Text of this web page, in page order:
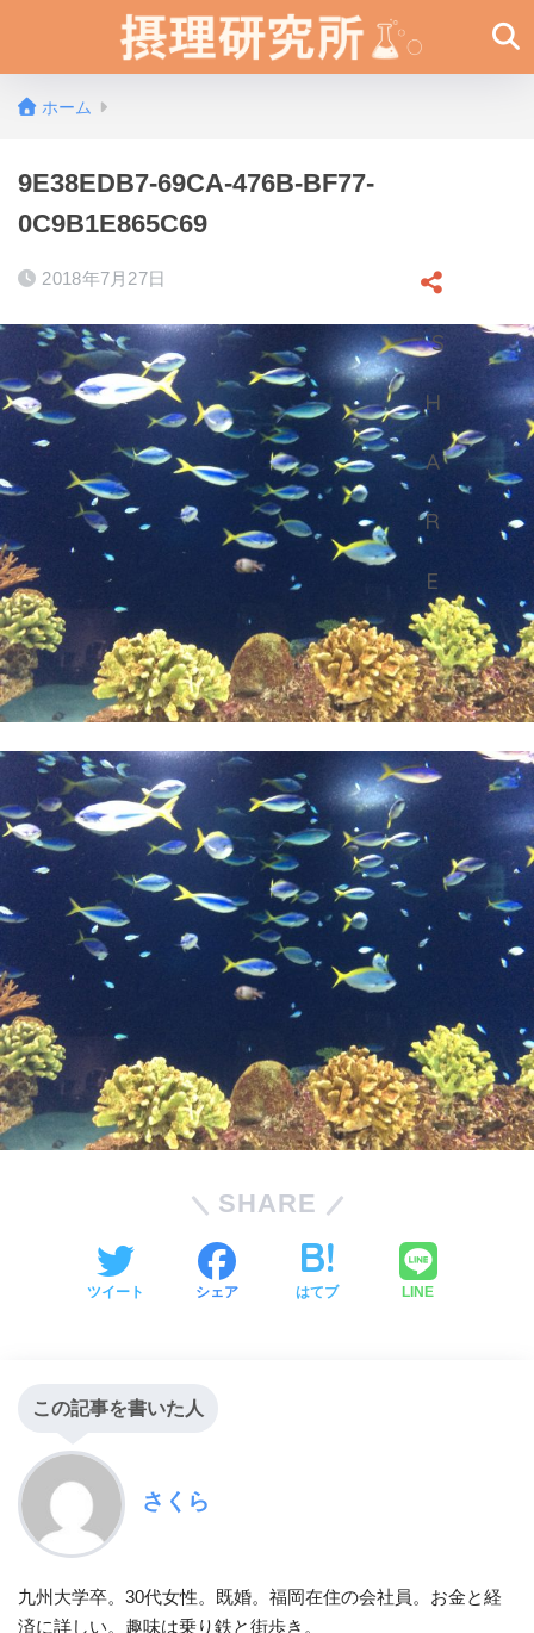
ホーム
9E38EDB7-69CA-476B-BF77-
0C9B1E865C69
2018年7月27日
SHARE
ツイート シェア はてブ LINE
この記事を書いた人
さくら
九州大学卒。30代女性。既婚。福岡在住の会社員。お金と経
済に詳しい。趣味は乗り鉄と街歩き。